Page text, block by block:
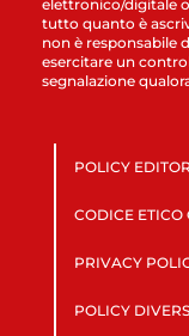
elettronico/digitale
tutto quanto è
non è responsabile
esercitare un
segnalazione
POLICY
CODICE ETICO
PRIVACY
POLICY